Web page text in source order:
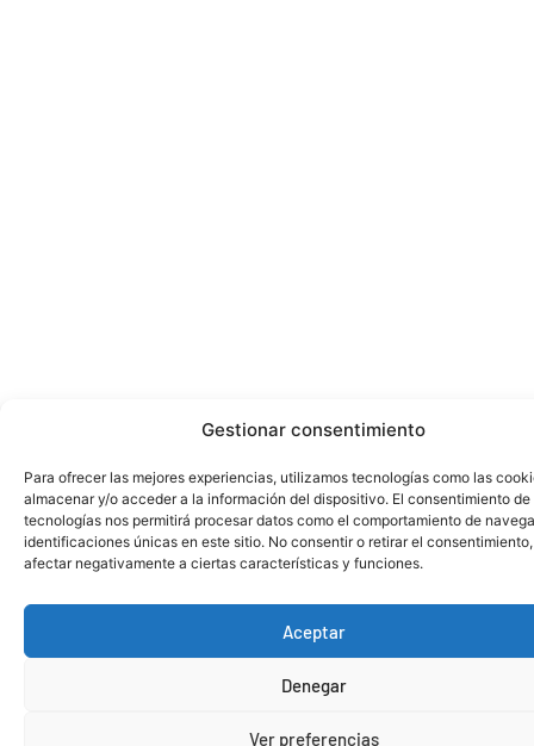
Gestionar consentimiento
Para ofrecer las mejores experiencias, utilizamos tecnologías como las
almacenar y/o acceder a la información del dispositivo. El consentimiento de
tecnologías nos permitirá procesar datos como el comportamiento de
identificaciones únicas en este sitio. No consentir o retirar el
afectar negativamente a ciertas características y funciones.
Aceptar
Denegar
Ver preferencias